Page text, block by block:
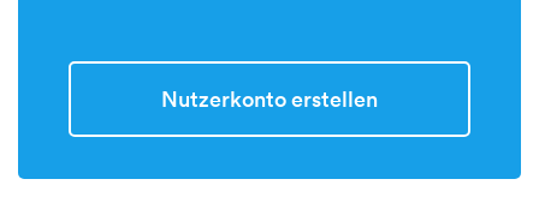
Nutzerkonto erstellen